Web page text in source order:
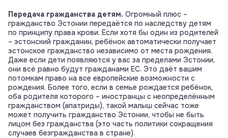
Передача гражданства детям. Огромный плюс –
гражданство Эстонии передаётся по наследству детям
по принципу права крови. Если хотя бы один из родителей
– эстонский гражданин, ребёнок автоматически получает
эстонское гражданство независимо от места рождения.
Даже если дети появляются у вас за пределами Эстонии,
они всё равно будут гражданами ЕС. Это даёт вашим
потомкам право на все европейские возможности с
рождения. Более того, если в семье рождается ребёнок,
оба родителя которого – иностранцы с неопределённым
гражданством (апатриды), такой малыш сейчас тоже
может получить гражданство Эстонии, чтобы не быть
лицом без гражданства (это часть политики сокращения
случаев безгражданства в стране).